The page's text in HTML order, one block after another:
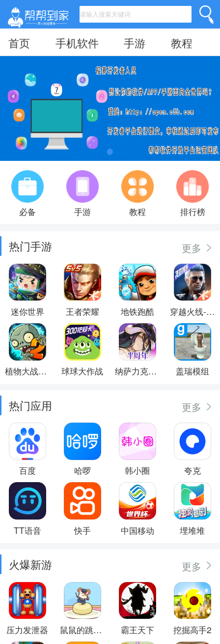
首页 手机软件 手游 教程
必备 手游 教程 排行榜
热门手游 更多
迷你世界 王者荣耀 地铁跑酷 穿越火线-枪战王者
植物大战僵尸2 球球大作战 纳萨力克之王 盖瑞模组
热门应用 更多
百度 哈啰 韩小圈 夸克
TT语音 快手 中国移动 埋堆堆
火爆新游 更多
压力发泄器 鼠鼠的跳跃冒险 霸王天下 挖掘高手2